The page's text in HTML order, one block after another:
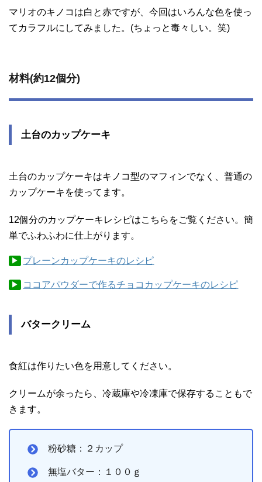
マリオのキノコは白と赤ですが、今回はいろんな色を使っ
てカラフルにしてみました。(ちょっと毒々しい。笑)
材料(約12個分)
土台のカップケーキ
土台のカップケーキはキノコ型のマフィンでなく、普通の
カップケーキを使ってます。
12個分のカップケーキレシピはこちらをご覧ください。簡
単でふわふわに仕上がります。
▶︎ プレーンカップケーキのレシピ
▶︎ ココアパウダーで作るチョコカップケーキのレシピ
バタークリーム
食紅は作りたい色を用意してください。
クリームが余ったら、冷蔵庫や冷凍庫で保存することもで
きます。
粉砂糖：２カップ
無塩バター：１００ｇ